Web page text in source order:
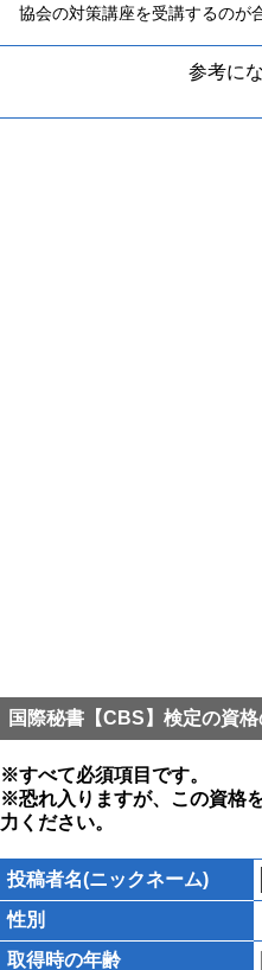
協会の対策講座を受講するのが
参考に
国際秘書【CBS】検定の資
※すべて必須項目です。
※恐れ入りますが、この資格
力ください。
投稿者名(ニックネーム)
性別
取得時の年齢